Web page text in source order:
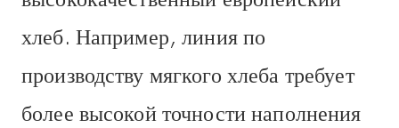
хлеб. Например, линия по
производству мягкого хлеба требует
более высокой точности наполнения